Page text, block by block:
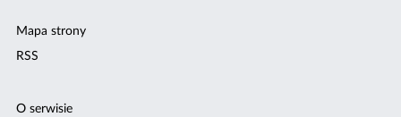
Mapa strony
RSS
O serwisie